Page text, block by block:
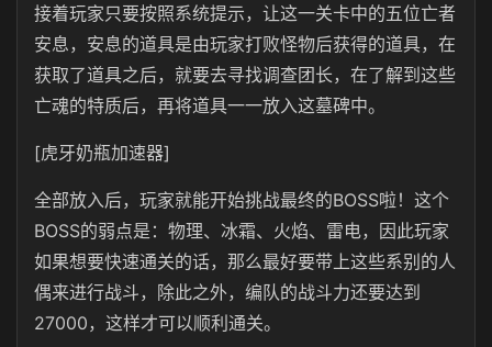
接着玩家只要按照系统提示，让这一关卡中的五位亡者
安息，安息的道具是由玩家打败怪物后获得的道具，在
获取了道具之后，就要去寻找调查团长，在了解到这些
亡魂的特质后，再将道具一一放入这墓碑中。
[虎牙奶瓶加速器]
全部放入后，玩家就能开始挑战最终的BOSS啦！这个
BOSS的弱点是：物理、冰霜、火焰、雷电，因此玩家
如果想要快速通关的话，那么最好要带上这些系别的人
偶来进行战斗，除此之外，编队的战斗力还要达到
27000，这样才可以顺利通关。